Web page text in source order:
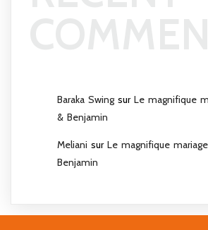
Baraka Swing sur Le magnifique
& Benjamin
Meliani sur Le magnifique
Benjamin